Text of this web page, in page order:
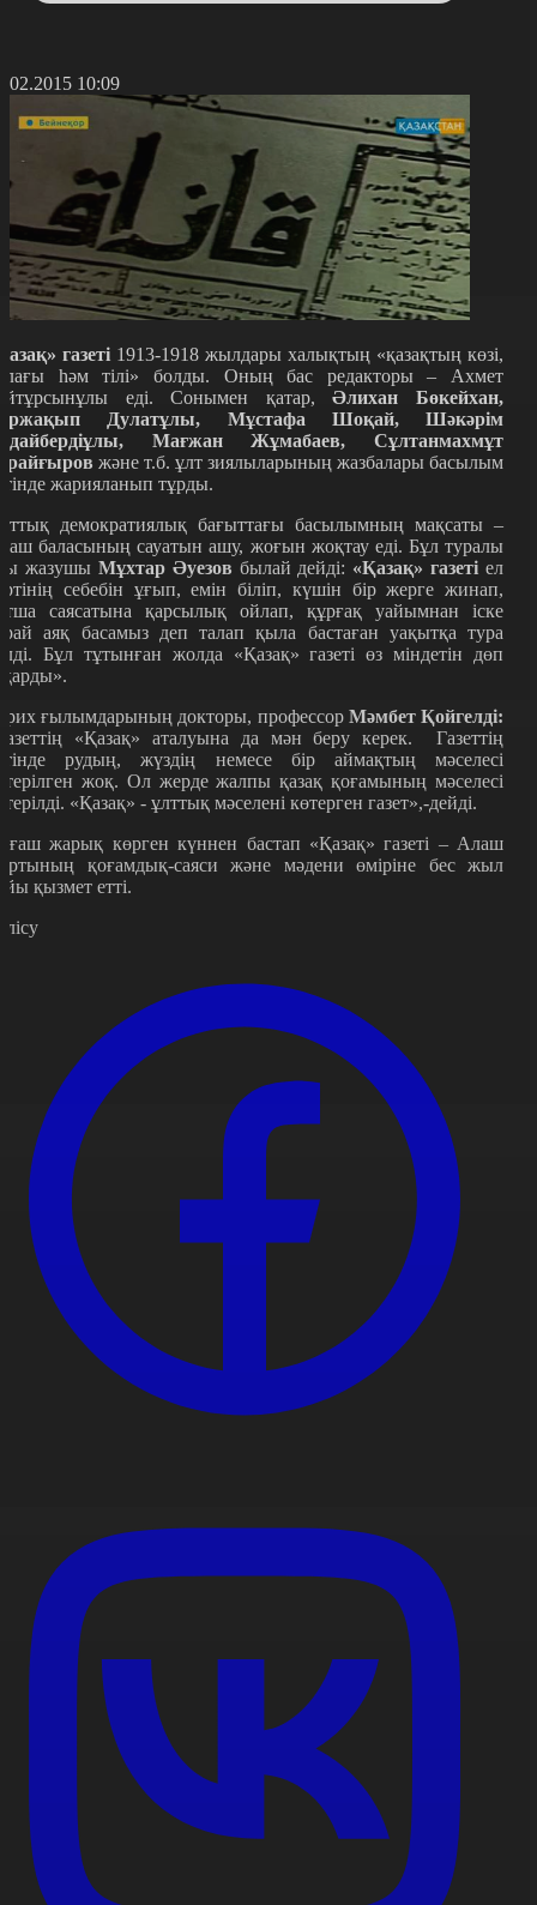
10:09
газеті 1913-1918 жылдары халықтың «қазақтың көзі,
һәм тілі» болды. Оның бас редакторы – Ахмет
еді. Сонымен қатар,Әлихан Бөкейхан,
Дулатұлы, Мұстафа Шоқай, Шәкәрім
Мағжан Жұмабаев, Сұлтанмахмұт
және т.б. ұлт зиялыларының жазбалары басылым
жарияланып тұрды.
демократиялық бағыттағы басылымның мақсаты –
баласының сауатын ашу, жоғын жоқтау еді. Бұл туралы
жазушы Мұхтар Әуезов былай дейді: «Қазақ» газеті ел
себебін ұғып, емін біліп, күшін бір жерге жинап,
саясатына қарсылық ойлап, құрғақ уайымнан іске
аяқ басамыз деп талап қыла бастаған уақытқа тура
Бұл тұтынған жолда «Қазақ» газеті өз міндетін дөп
ғылымдарының докторы, профессор Мәмбет Қойгелді:
«Қазақ» аталуына да мән беру керек. Газеттің
рудың, жүздің немесе бір аймақтың мәселесі
жоқ. Ол жерде жалпы қазақ қоғамының мәселесі
«Қазақ» - ұлттық мәселені көтерген газет»,-дейді.
жарық көрген күннен бастап «Қазақ» газеті – Алаш
қоғамдық-саяси және мәдени өміріне бес жыл
қызмет етті.